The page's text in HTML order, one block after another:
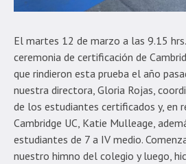
El martes 12 de marzo a las 9.15
ceremonia de certificación de
que rindieron esta prueba el año
nuestra directora, Gloria Rojas,
de los estudiantes certificados y, en
Cambridge UC, Katie Mulleage,
estudiantes de 7 a IV medio.
nuestro himno del colegio y luego,